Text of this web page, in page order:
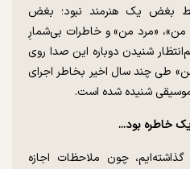
بغض یک هنرمند نبود؛ بغض
«مرد من» و خاطرات بی‌شمارِ
شنیدن دوباره این صدا روی
طی چند سال اخیر بخاطر اجرای
شنیده شده است.
خاطره بود...
چون ملاحظات اجازه